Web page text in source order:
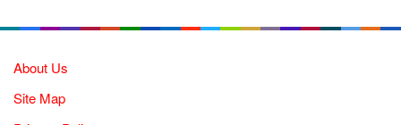
About Us
Site Map